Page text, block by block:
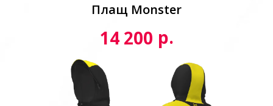
Плащ Monster
14 200 р.